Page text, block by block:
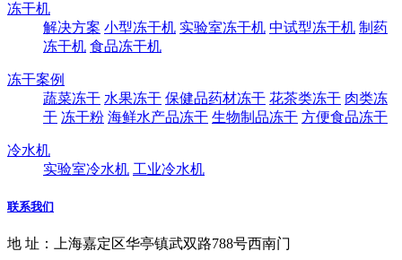
冻干机
解决方案 小型冻干机 实验室冻干机 中试型冻干机 制药
冻干机 食品冻干机
冻干案例
蔬菜冻干 水果冻干 保健品药材冻干 花茶类冻干 肉类冻
干 冻干粉 海鲜水产品冻干 生物制品冻干 方便食品冻干
冷水机
实验室冷水机 工业冷水机
联系我们
地 址：上海嘉定区华亭镇武双路788号西南门